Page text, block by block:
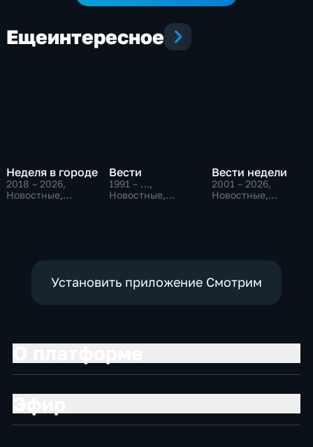
Ещеинтересное
Неделя в городе
2018 – 2026,
Новостные,
Вести
1991 – …,
Новостные,
Вести недели
2001 – 2026,
Новостные,
Установить приложение Смотрим